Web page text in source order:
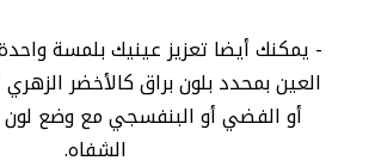
- يمكنك أيضا تعزيز عينيك بلمسة
العين بمحدد بلون براق كالأخضر الزهري
أو الفضي أو البنفسجي مع وضع
الشفاه.